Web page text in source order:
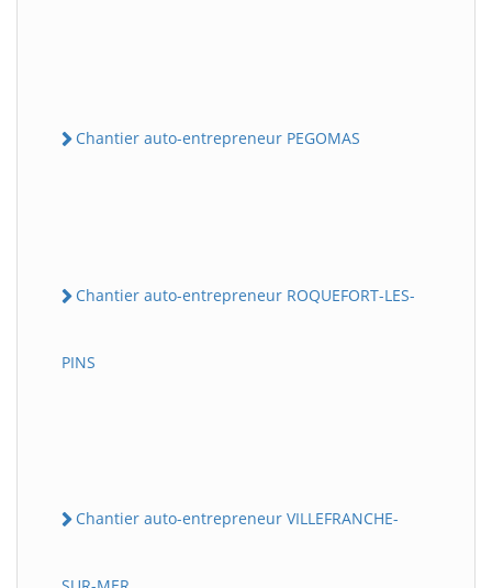
Chantier auto-entrepreneur PEGOMAS
Chantier auto-entrepreneur ROQUEFORT-LES-
PINS
Chantier auto-entrepreneur VILLEFRANCHE-